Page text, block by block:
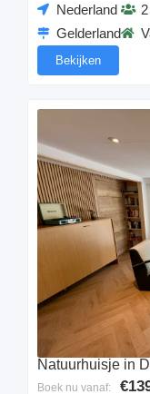
Nederland
Gelderland
Bekijken
Natuurhuisje in
Boek nu vanaf: